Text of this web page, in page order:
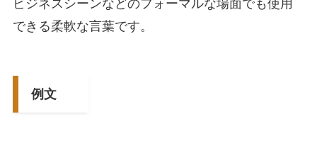
ビジネスシーンなどのフォーマルな場面でも使用
できる柔軟な言葉です。
例文